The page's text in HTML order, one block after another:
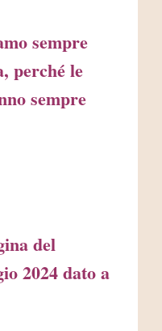
sempre
perché le
sempre
del
2024 dato a